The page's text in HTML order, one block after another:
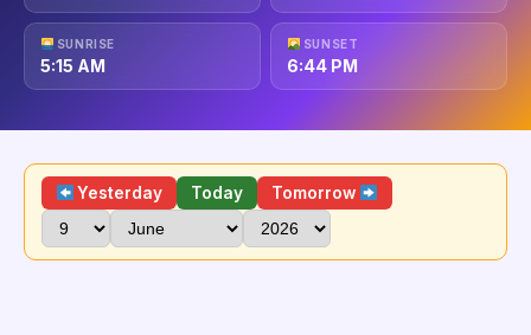
SUNRISE
5:15 AM
SUNSET
6:44 PM
Yesterday Today Tomorrow